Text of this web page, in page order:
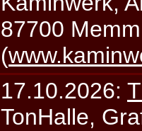
87700
(
17.10.2026:
TonHalle,